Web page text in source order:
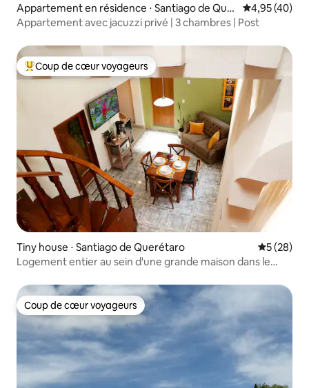
Appartement en résidence ⋅ Santiago de Quer
étaro
Évaluation
4,95 (40)
Appartement avec jacuzzi privé | 3 chambres | Post
Coups de cœur voyageurs les plus appréciés
Coup de cœur voyageurs
Tiny house ⋅ Santiago de Querétaro
5 (28)
Logement entier au sein d'une grande maison dans le
Coup de cœur voyageurs
Coup de cœur voyageurs